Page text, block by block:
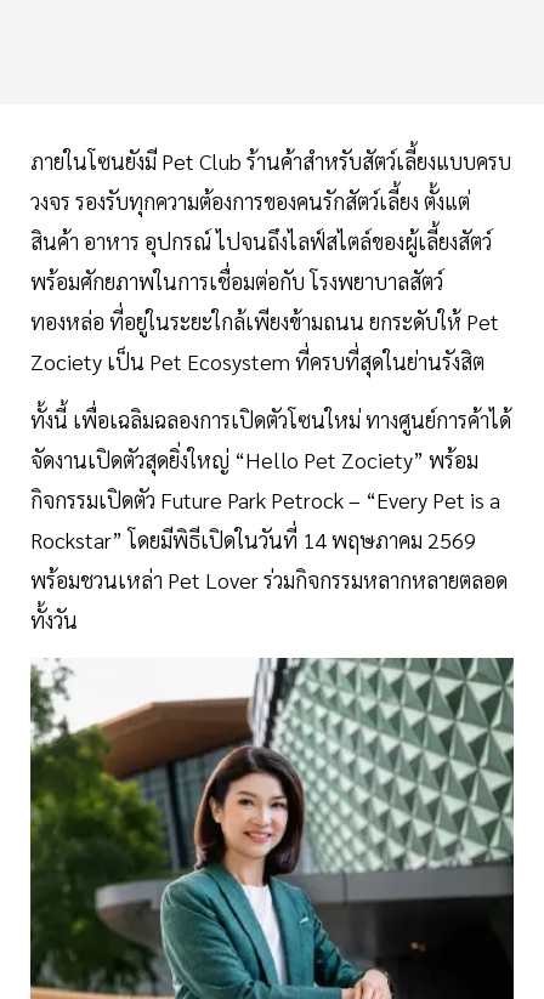
ภายในโซนยังมี Pet Club ร้านค้าสำหรับสัตว์เลี้ยงแบบครบ
วงจร รองรับทุกความต้องการของคนรักสัตว์เลี้ยง ตั้งแต่
สินค้า อาหาร อุปกรณ์ ไปจนถึงไลฟ์สไตล์ของผู้เลี้ยงสัตว์
พร้อมศักยภาพในการเชื่อมต่อกับ โรงพยาบาลสัตว์
ทองหล่อ ที่อยู่ในระยะใกล้เพียงข้ามถนน ยกระดับให้ Pet
Zociety เป็น Pet Ecosystem ที่ครบที่สุดในย่านรังสิต
ทั้งนี้ เพื่อเฉลิมฉลองการเปิดตัวโซนใหม่ ทางศูนย์การค้าได้
จัดงานเปิดตัวสุดยิ่งใหญ่ “Hello Pet Zociety” พร้อม
กิจกรรมเปิดตัว Future Park Petrock – “Every Pet is a
Rockstar” โดยมีพิธีเปิดในวันที่ 14 พฤษภาคม 2569
พร้อมชวนเหล่า Pet Lover ร่วมกิจกรรมหลากหลายตลอด
ทั้งวัน